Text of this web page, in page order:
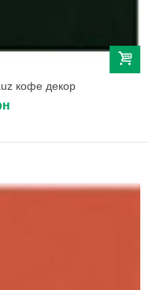
кофе декор